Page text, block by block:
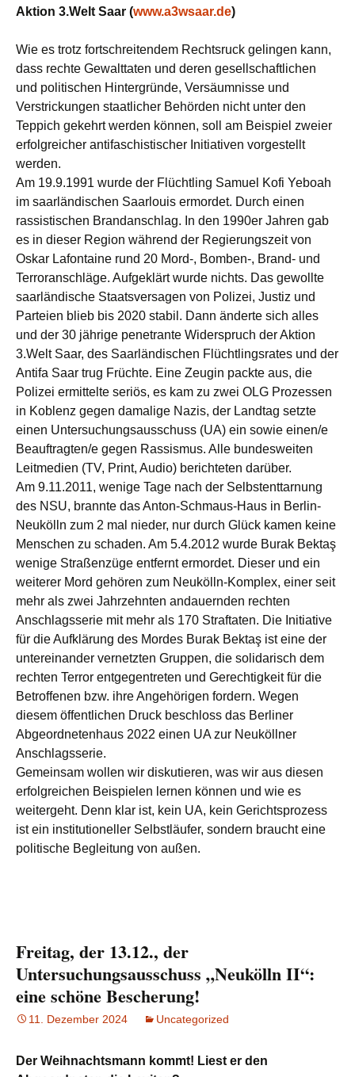
Aktion 3.Welt Saar (www.a3wsaar.de)
Wie es trotz fortschreitendem Rechtsruck gelingen kann,
dass rechte Gewalttaten und deren gesellschaftlichen
und politischen Hintergründe, Versäumnisse und
Verstrickungen staatlicher Behörden nicht unter den
Teppich gekehrt werden können, soll am Beispiel zweier
erfolgreicher antifaschistischer Initiativen vorgestellt
werden.
Am 19.9.1991 wurde der Flüchtling Samuel Kofi Yeboah
im saarländischen Saarlouis ermordet. Durch einen
rassistischen Brandanschlag. In den 1990er Jahren gab
es in dieser Region während der Regierungszeit von
Oskar Lafontaine rund 20 Mord-, Bomben-, Brand- und
Terroranschläge. Aufgeklärt wurde nichts. Das gewollte
saarländische Staatsversagen von Polizei, Justiz und
Parteien blieb bis 2020 stabil. Dann änderte sich alles
und der 30 jährige penetrante Widerspruch der Aktion
3.Welt Saar, des Saarländischen Flüchtlingsrates und der
Antifa Saar trug Früchte. Eine Zeugin packte aus, die
Polizei ermittelte seriös, es kam zu zwei OLG Prozessen
in Koblenz gegen damalige Nazis, der Landtag setzte
einen Untersuchungsausschuss (UA) ein sowie einen/e
Beauftragten/e gegen Rassismus. Alle bundesweiten
Leitmedien (TV, Print, Audio) berichteten darüber.
Am 9.11.2011, wenige Tage nach der Selbstenttarnung
des NSU, brannte das Anton-Schmaus-Haus in Berlin-
Neukölln zum 2 mal nieder, nur durch Glück kamen keine
Menschen zu schaden. Am 5.4.2012 wurde Burak Bektaş
wenige Straßenzüge entfernt ermordet. Dieser und ein
weiterer Mord gehören zum Neukölln-Komplex, einer seit
mehr als zwei Jahrzehnten andauernden rechten
Anschlagsserie mit mehr als 170 Straftaten. Die Initiative
für die Aufklärung des Mordes Burak Bektaş ist eine der
untereinander vernetzten Gruppen, die solidarisch dem
rechten Terror entgegentreten und Gerechtigkeit für die
Betroffenen bzw. ihre Angehörigen fordern. Wegen
diesem öffentlichen Druck beschloss das Berliner
Abgeordnetenhaus 2022 einen UA zur Neuköllner
Anschlagsserie.
Gemeinsam wollen wir diskutieren, was wir aus diesen
erfolgreichen Beispielen lernen können und wie es
weitergeht. Denn klar ist, kein UA, kein Gerichtsprozess
ist ein institutioneller Selbstläufer, sondern braucht eine
politische Begleitung von außen.
Freitag, der 13.12., der
Untersuchungsausschuss „Neukölln II“:
eine schöne Bescherung!
11. Dezember 2024 Uncategorized
Der Weihnachtsmann kommt! Liest er den